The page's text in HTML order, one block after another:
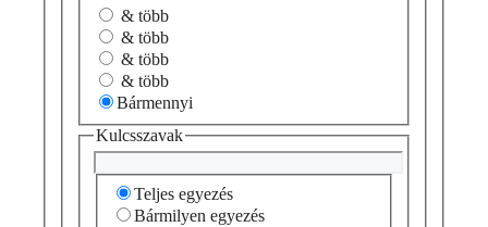
& több
& több
& több
& több
Bármennyi
Kulcsszavak
Teljes egyezés
Bármilyen egyezés